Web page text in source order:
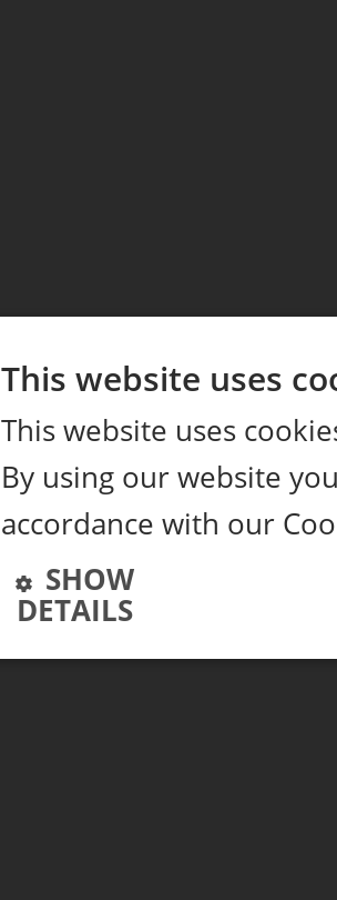
This website uses
This website uses
By using our website
accordance with our
SHOW
DETAILS